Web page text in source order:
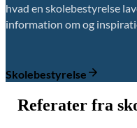
hvad en skolebestyrelse
information om og
Skolebestyrelse
Referater fra